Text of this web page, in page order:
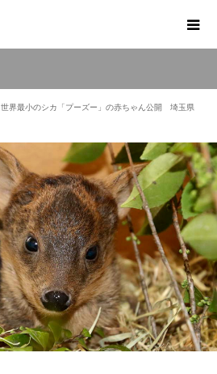
世界最小のシカ「プーズー」の赤ちゃん公開 埼玉県